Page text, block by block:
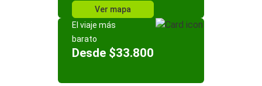
Ver mapa
El viaje más
barato
Desde $33.800